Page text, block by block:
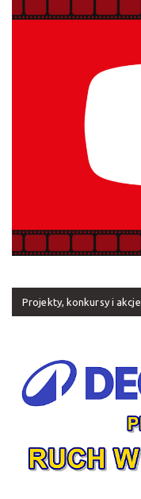
Projekty, konkursy i akcje